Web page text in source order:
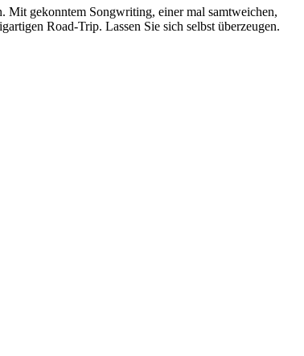
gekonntem Song­wri­ting, einer mal samt­wei­chen,
Road-Trip. Lassen Sie sich selbst über­zeugen.